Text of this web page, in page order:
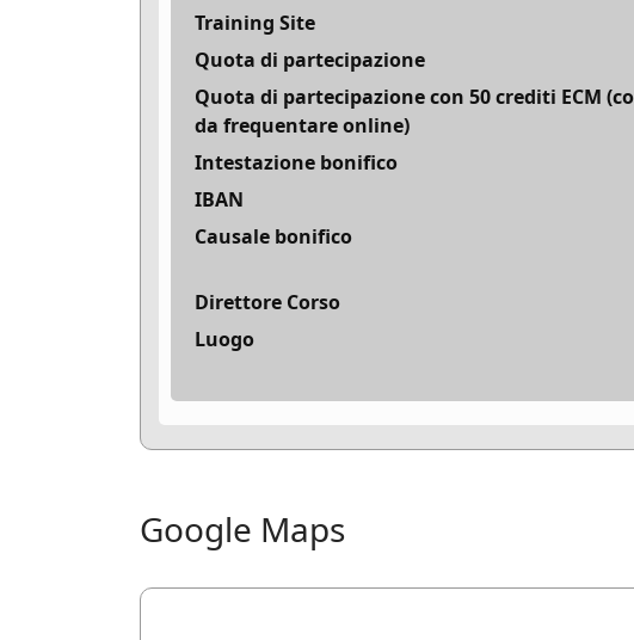
Training Site
Quota di partecipazione
Quota di partecipazione con 50 crediti ECM
da frequentare online)
Intestazione bonifico
IBAN
Causale bonifico
Direttore Corso
Luogo
Google Maps